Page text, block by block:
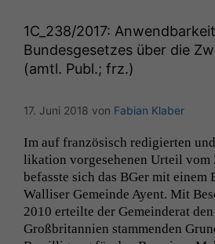
1C_238/2017:
Bundesgesetzes über die
(amtl. Publ.; frz.)
17. Juni 2018 von Fabian Klaber
Im auf franzö­sisch redigierten
lika­tion vorge­se­henen Urteil vom
befasste sich das BGer mit einem
Wal­lis­er Gemeinde Ayent. Mit
2010 erteilte der Gemein­der­at
Großbri­tan­nien stam­menden